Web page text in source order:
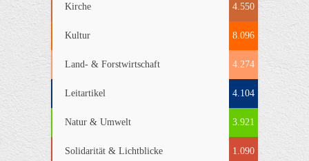
Kirche 4.550
Kultur 8.096
Land- & Forstwirtschaft 4.274
Leitartikel 4.104
Natur & Umwelt 3.921
Solidarität & Lichtblicke 1.090